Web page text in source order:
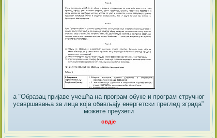
а "Образац пријаве учешћа на програм обуке и програм стручног
усавршавања за лица која обављају енергетски преглед зграда"
можете преузети
овдје